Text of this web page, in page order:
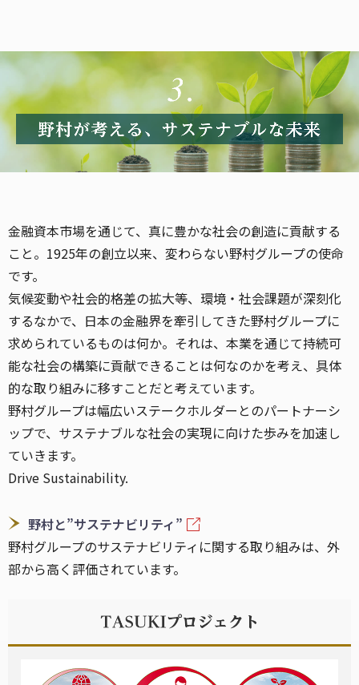
金融資本市場を通じて、真に豊かな社会の創造に貢献する
こと。1925年の創立以来、変わらない野村グループの使命
です。
気候変動や社会的格差の拡大等、環境・社会課題が深刻化
するなかで、日本の金融界を牽引してきた野村グループに
求められているものは何か。それは、本業を通じて持続可
能な社会の構築に貢献できることは何なのかを考え、具体
的な取り組みに移すことだと考えています。
野村グループは幅広いステークホルダーとのパートナーシ
ップで、サステナブルな社会の実現に向けた歩みを加速し
ていきます。
Drive Sustainability.
野村と”サステナビリティ”
野村グループのサステナビリティに関する取り組みは、外
部から高く評価されています。